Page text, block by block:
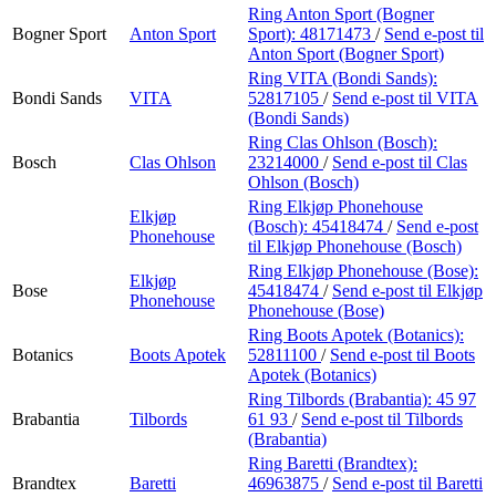
Bogner Sport Anton Sport
Ring Anton Sport (Bogner
Sport): 48171473 / Send e-post til
Anton Sport (Bogner Sport)
Bondi Sands VITA
Ring VITA (Bondi Sands):
52817105 / Send e-post til VITA
(Bondi Sands)
Bosch Clas Ohlson
Ring Clas Ohlson (Bosch):
23214000 / Send e-post til Clas
Ohlson (Bosch)
Elkjøp
Phonehouse
Ring Elkjøp Phonehouse
(Bosch): 45418474 / Send e-post
til Elkjøp Phonehouse (Bosch)
Bose
Elkjøp
Phonehouse
Ring Elkjøp Phonehouse (Bose):
45418474 / Send e-post til Elkjøp
Phonehouse (Bose)
Botanics Boots Apotek
Ring Boots Apotek (Botanics):
52811100 / Send e-post til Boots
Apotek (Botanics)
Brabantia Tilbords
Ring Tilbords (Brabantia): 45 97
61 93 / Send e-post til Tilbords
(Brabantia)
Brandtex Baretti
Ring Baretti (Brandtex):
46963875 / Send e-post til Baretti